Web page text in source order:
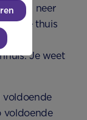
op en neer
jullie thuis
Je weet
voldoende
voldoende